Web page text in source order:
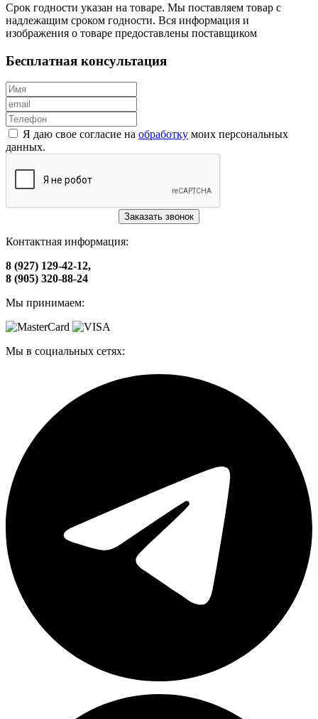
Срок годности указан на товаре. Мы поставляем товар с
надлежащим сроком годности. Вся информация и
изображения о товаре предоставлены поставщиком
Бесплатная консультация
Я даю свое согласие на обработку моих персональных
данных.
Заказать звонок
Контактная информация:
8 (927) 129-42-12,
8 (905) 320-88-24
Мы принимаем:
Мы в социальных сетях: